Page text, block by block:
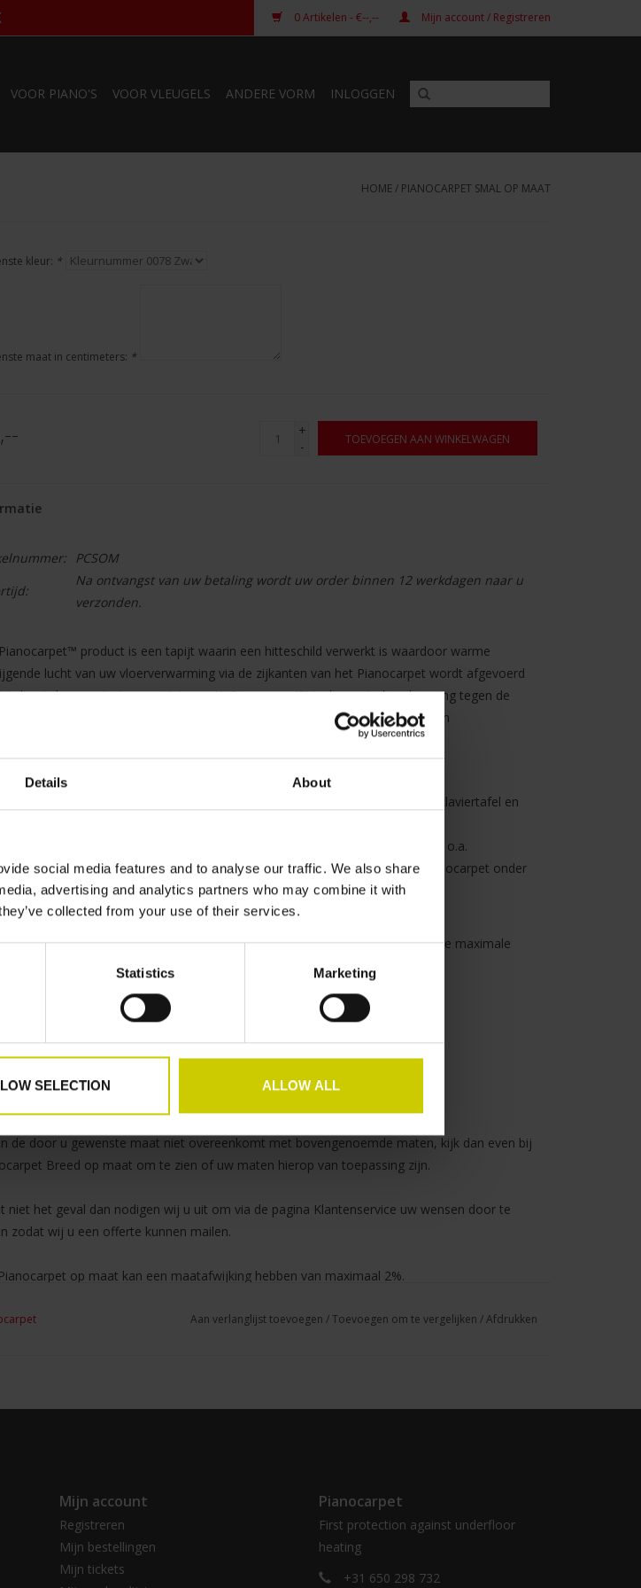
Details About
social media features and to analyse our traffic. We also share
advertising and analytics partners who may combine it with
collected from your use of their services.
Statistics Marketing
SELECTION ALLOW ALL
0Artikelen - €--,-- Mijn account / Registreren
VOOR PIANO'S VOOR VLEUGELS ANDERE VORM INLOGGEN
HOME/ PIANOCARPET SMAL OP MAAT
kleur: *
maat in centimeters: *
+
-
TOEVOEGEN AAN WINKELWAGEN
PCSOM
Na ontvangst van uw betaling wordt uw order binnen 12 werkdagen naar u
verzonden.
product is een tapijt waarin een hitteschild verwerkt is waardoor warme
lucht van uw vloerverwarming via de zijkanten van het Pianocarpet wordt afgevoerd
direct door uw instrument “stroomt”. Pianocarpet™ is de eerste bescherming tegen de
van opstijgende warme lucht van uw vloerverwarming en heeft tevens een
Pianocarpet Breed beschermt zowel de kast, constructie en ombouw, als de klaviertafel en
Opstijgende warme lucht onttrekt vocht aan uw piano waardoor o.a.
uitdrogen, loslaten en gaan werken. De oplossing: Plaats een Pianocarpet onder
pagina kunnen wij een Pianocarpet Smal op maat maken met de volgende maximale
bovenstaande tekstveld; Gewenste maat: *
de door u gewenste maat niet overeenkomt met bovengenoemde maten, kijk dan even bij
Breed op maat om te zien of uw maten hierop van toepassing zijn.
niet het geval dan nodigen wij u uit om via de pagina Klantenservice uw wensen door te
zodat wij u een offerte kunnen mailen.
op maat kan een maatafwijking hebben van maximaal 2%.
u wenst kunnen wij uw order versturen naar een ander adres, dan uw bedrijfsadres,
Aan verlanglijst toevoegen /Toevoegen om te vergelijken /Afdrukken
Mijn account
Registreren
Mijn bestellingen
Mijn tickets
Pianocarpet
First protection against underfloor
heating
+31 650 298 732